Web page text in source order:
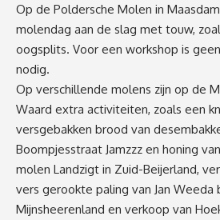
Op de Poldersche Molen in
molendag aan de slag met touw,
oogsplits. Voor een workshop is
nodig.
Op verschillende molens zijn op de
Waard extra activiteiten, zoals een
versgebakken brood van
Boompjesstraat Jamzzz en honing
molen Landzigt in Zuid-Beijerland,
vers gerookte paling van Jan Weeda
Mijnsheerenland en verkoop van